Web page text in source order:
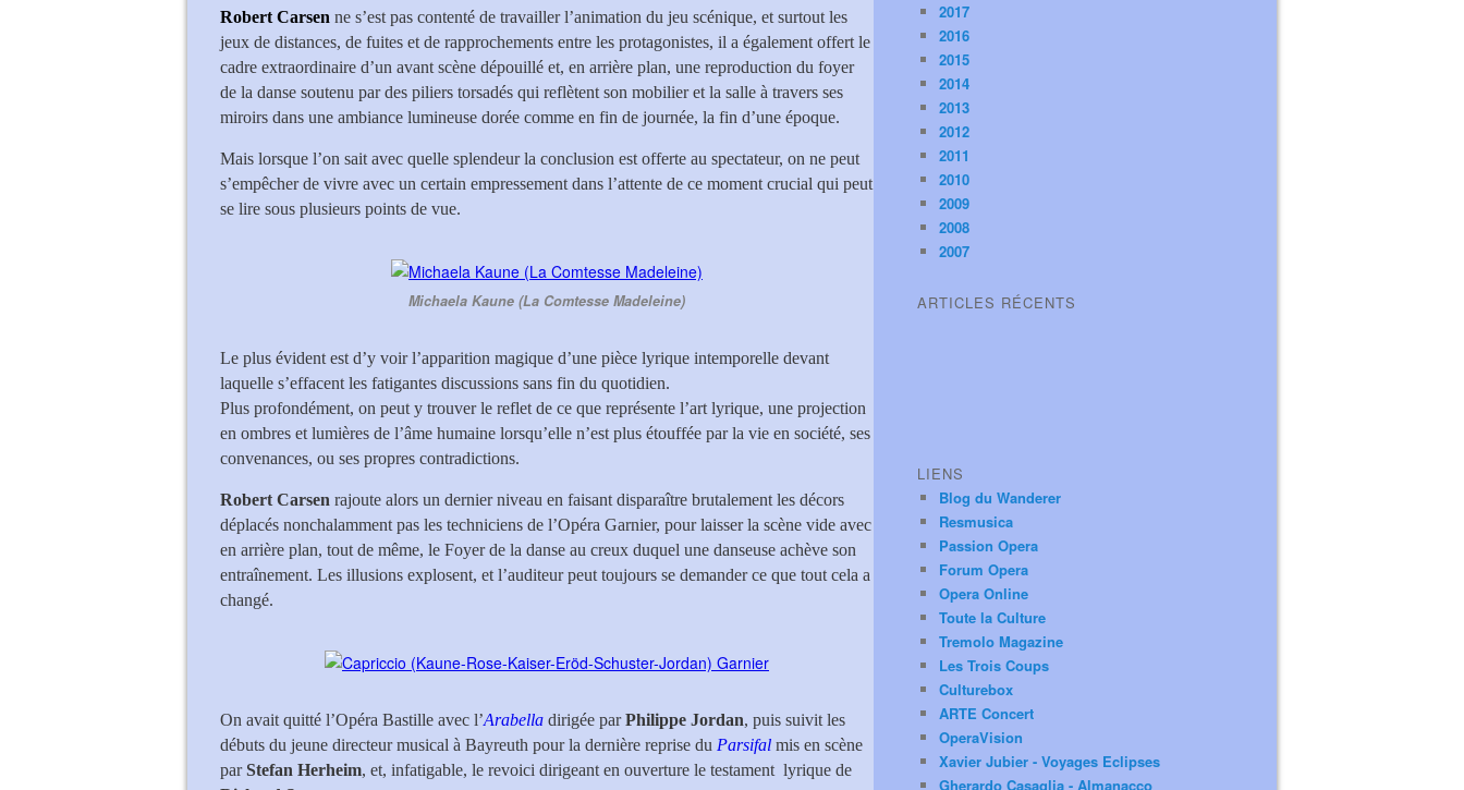
Robert Carsen ne s’est pas contenté de travailler l’animation du jeu scénique, et surtout les
jeux de distances, de fuites et de rapprochements entre les protagonistes, il a également offert le
cadre extraordinaire d’un avant scène dépouillé et, en arrière plan, une reproduction du foyer
de la danse soutenu par des piliers torsadés qui reflètent son mobilier et la salle à travers ses
miroirs dans une ambiance lumineuse dorée comme en fin de journée, la fin d’une époque.
Mais lorsque l’on sait avec quelle splendeur la conclusion est offerte au spectateur, on ne peut
s’empêcher de vivre avec un certain empressement dans l’attente de ce moment crucial qui peut
se lire sous plusieurs points de vue.
Michaela Kaune (La Comtesse Madeleine)
Le plus évident est d’y voir l’apparition magique d’une pièce lyrique intemporelle devant
laquelle s’effacent les fatigantes discussions sans fin du quotidien.
Plus profondément, on peut y trouver le reflet de ce que représente l’art lyrique, une projection
en ombres et lumières de l’âme humaine lorsqu’elle n’est plus étouffée par la vie en société, ses
convenances, ou ses propres contradictions.
Robert Carsen rajoute alors un dernier niveau en faisant disparaître brutalement les décors
déplacés nonchalamment pas les techniciens de l’Opéra Garnier, pour laisser la scène vide avec
en arrière plan, tout de même, le Foyer de la danse au creux duquel une danseuse achève son
entraînement. Les illusions explosent, et l’auditeur peut toujours se demander ce que tout cela a
changé.
On avait quitté l’Opéra Bastille avec l’Arabella dirigée parPhilippe Jordan, puis suivit les
débuts du jeune directeur musical à Bayreuth pour la dernière reprise du Parsifal mis en scène
parStefan Herheim, et, infatigable, le revoici dirigeant en ouverture le testament lyrique de
2017
2016
2015
2014
2013
2012
2011
2010
2009
2008
2007
ARTICLES RÉCENTS
LIENS
Blog du Wanderer
Resmusica
Passion Opera
Forum Opera
Opera Online
Toute la Culture
Tremolo Magazine
Les Trois Coups
Culturebox
ARTE Concert
OperaVision
Xavier Jubier - Voyages Eclipses
Gherardo Casaglia - Almanacco